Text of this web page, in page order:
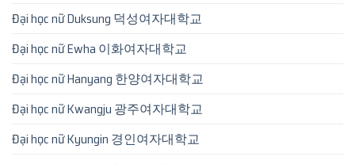
Đại học nữ Duksung 덕성여자대학교
Đại học nữ Ewha 이화여자대학교
Đại học nữ Hanyang 한양여자대학교
Đại học nữ Kwangju 광주여자대학교
Đại học nữ Kyungin 경인여자대학교